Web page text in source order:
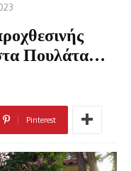
στα Πουλάτα…
Pinterest